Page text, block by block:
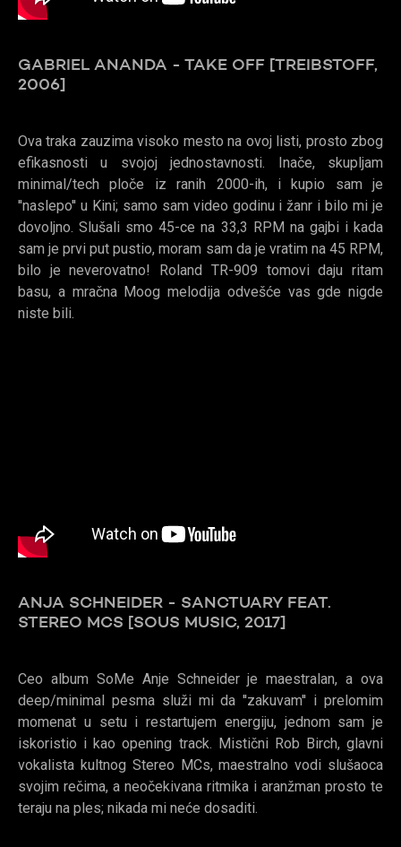
GABRIEL ANANDA - TAKE OFF [TREIBSTOFF,
2006]
Ova traka zauzima visoko mesto na ovoj listi, prosto zbog
efikasnosti u svojoj jednostavnosti. Inače, skupljam
minimal/tech ploče iz ranih 2000-ih, i kupio sam je
''naslepo'' u Kini; samo sam video godinu i žanr i bilo mi je
dovoljno. Slušali smo 45-ce na 33,3 RPM na gajbi i kada
sam je prvi put pustio, moram sam da je vratim na 45 RPM,
bilo je neverovatno! Roland TR-909 tomovi daju ritam
basu, a mračna Moog melodija odvešće vas gde nigde
niste bili.
ANJA SCHNEIDER - SANCTUARY FEAT.
STEREO MCS [SOUS MUSIC, 2017]
Ceo album SoMe Anje Schneider je maestralan, a ova
deep/minimal pesma služi mi da ''zakuvam'' i prelomim
momenat u setu i restartujem energiju, jednom sam je
iskoristio i kao opening track. Mistični Rob Birch, glavni
vokalista kultnog Stereo MCs, maestralno vodi slušaoca
svojim rečima, a neočekivana ritmika i aranžman prosto te
teraju na ples; nikada mi neće dosaditi.